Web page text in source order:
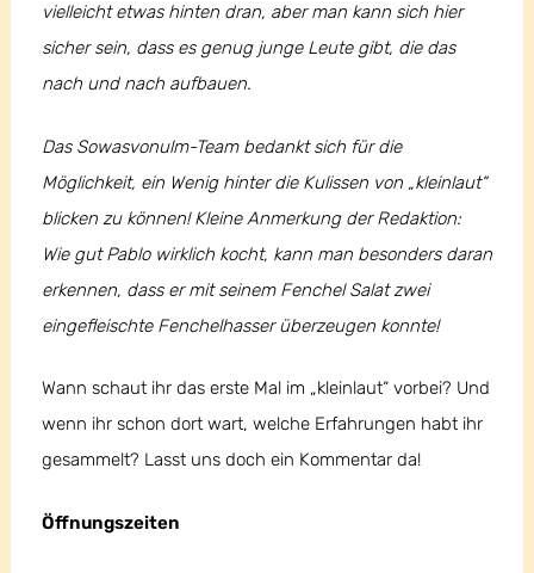
vielleicht etwas hinten dran, aber man kann sich hier
sicher sein, dass es genug junge Leute gibt, die das
nach und nach aufbauen.
Das Sowasvonulm-Team bedankt sich für die
Möglichkeit, ein Wenig hinter die Kulissen von „kleinlaut“
blicken zu können! Kleine Anmerkung der Redaktion:
Wie gut Pablo wirklich kocht, kann man besonders daran
erkennen, dass er mit seinem Fenchel Salat zwei
eingefleischte Fenchelhasser überzeugen konnte!
Wann schaut ihr das erste Mal im „kleinlaut“ vorbei? Und
wenn ihr schon dort wart, welche Erfahrungen habt ihr
gesammelt? Lasst uns doch ein Kommentar da!
Öffnungszeiten